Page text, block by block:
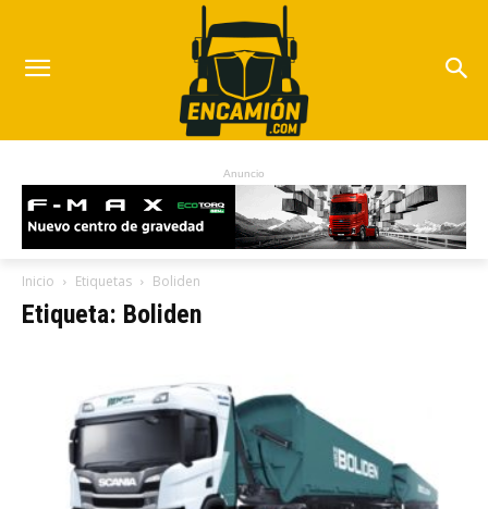
Anuncio
Inicio Etiquetas Boliden
Etiqueta: Boliden